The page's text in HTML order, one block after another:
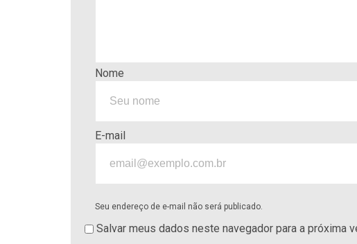
Nome
E-mail
Seu endereço de e-mail não será publicado.
Salvar meus dados neste navegador para a próxima